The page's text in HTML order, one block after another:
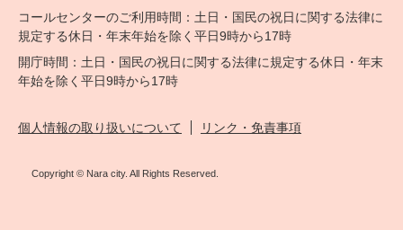
コールセンターのご利用時間：土日・国民の祝日に関する法律に
規定する休日・年末年始を除く平日9時から17時
開庁時間：土日・国民の祝日に関する法律に規定する休日・年末
年始を除く平日9時から17時
個人情報の取り扱いについて リンク・免責事項
Copyright © Nara city. All Rights Reserved.